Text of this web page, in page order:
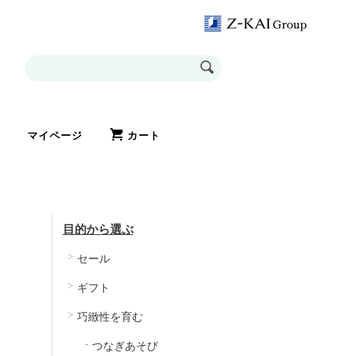
マイページ カート
目的から選ぶ
セール
ギフト
巧緻性を育む
つなぎあそび